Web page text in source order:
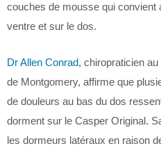
couches de mousse qui
ventre et sur le dos.
Dr Allen Conrad, chiropraticien
de Montgomery, affirme que
de douleurs au bas du dos
dorment sur le Casper Original.
les dormeurs latéraux en raison